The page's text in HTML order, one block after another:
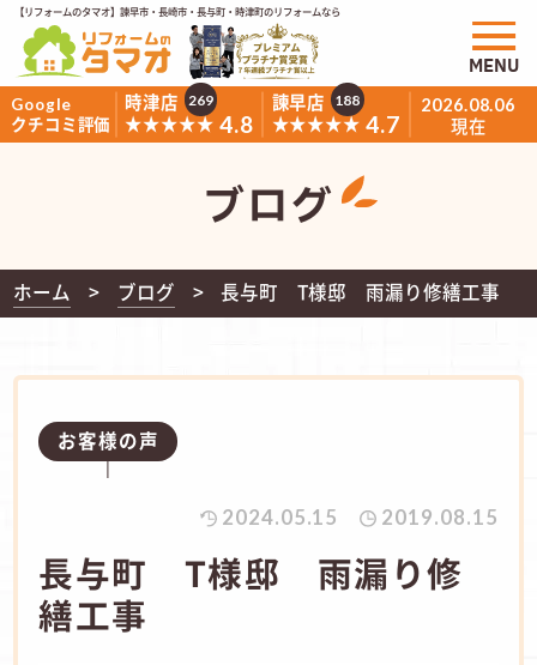
【リフォームのタマオ】諫早市・長崎市・長与町・時津町のリフォームなら
Google
クチコミ評価
時津店
★★★★★ 4.8
269
諫早店
★★★★★ 4.7
188 2026.08.06
現在
MENU
ブログ
ホーム ブログ 長与町 T様邸 雨漏り修繕工事
お客様の声
2024.05.15 2019.08.15
長与町 T様邸 雨漏り修
繕工事